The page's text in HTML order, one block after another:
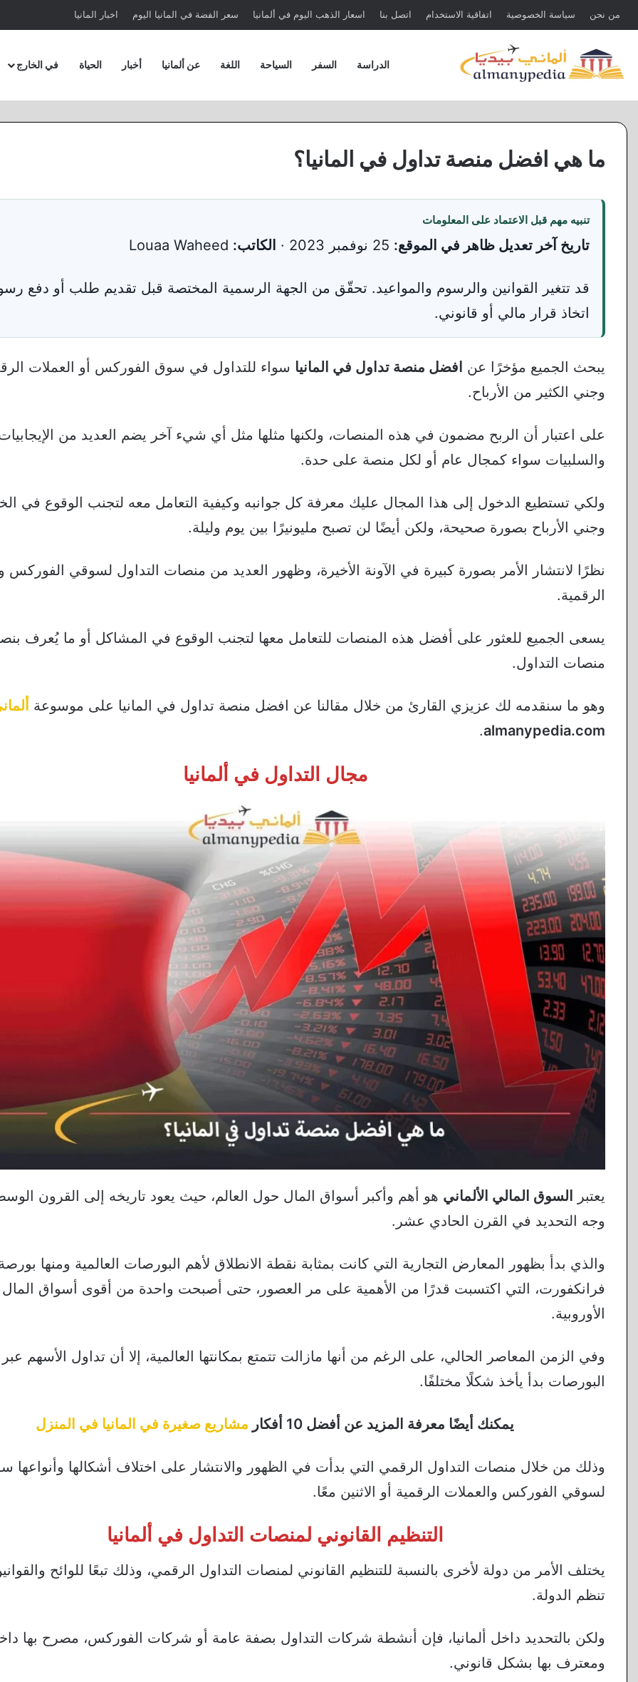
من نحن سياسة الخصوصية اتفاقية الاستخدام اتصل بنا اسعار الذهب اليوم في ألمانيا سعر الفضة في المانيا اليوم اخبار المانيا
الدراسة السفر السياحة اللغة عن ألمانيا أخبار الحياة في الخارج
ما هي افضل منصة تداول في المانيا؟
تنبيه مهم قبل الاعتماد على المعلومات
تاريخ آخر تعديل ظاهر في الموقع: الكاتب:
قد تتغير القوانين والرسوم والمواعيد. تحقّق من الجهة الرسمية المختصة قبل تقديم طلب أو دفع
اتخاذ قرار مالي أو قانوني.
يبحث الجميع مؤخرًا عن افضل منصة تداول في المانيا سواء للتداول في سوق الفوركس أو العملات
وجني الكثير من الأرباح.
على اعتبار أن الربح مضمون في هذه المنصات، ولكنها مثلها مثل أي شيء آخر يضم العديد من
والسلبيات سواء كمجال عام أو لكل منصة على حدة.
ولكي تستطيع الدخول إلى هذا المجال عليك معرفة كل جوانبه وكيفية التعامل معه لتجنب الوقوع في
وجني الأرباح بصورة صحيحة، ولكن أيضًا لن تصبح مليونيرًا بين يوم وليلة.
نظرًا لانتشار الأمر بصورة كبيرة في الآونة الأخيرة، وظهور العديد من منصات التداول لسوقي الفوركس
الرقمية.
يسعى الجميع للعثور على أفضل هذه المنصات للتعامل معها لتجنب الوقوع في المشاكل أو ما يُعرف
منصات التداول.
وهو ما سنقدمه لك عزيزي القارئ من خلال مقالنا عن افضل منصة تداول في المانيا على موسوعة
almanypedia.com
.
مجال التداول في ألمانيا
يعتبر السوق المالي الألماني هو أهم وأكبر أسواق المال حول العالم، حيث يعود تاريخه إلى القرون
وجه التحديد في القرن الحادي عشر.
والذي بدأ بظهور المعارض التجارية التي كانت بمثابة نقطة الانطلاق لأهم البورصات العالمية ومنها
فرانكفورت، التي اكتسبت قدرًا من الأهمية على مر العصور، حتى أصبحت واحدة من أقوى أسواق المال
الأوروبية.
وفي الزمن المعاصر الحالي، على الرغم من أنها مازالت تتمتع بمكانتها العالمية، إلا أن تداول الأسهم عبر
البورصات بدأ يأخذ شكلًا مختلفًا.
يمكنك أيضًا معرفة المزيد عن أفضل 10 أفكار مشاريع صغيرة في المانيا في المنزل
وذلك من خلال منصات التداول الرقمي التي بدأت في الظهور والانتشار على اختلاف أشكالها وأنواعها
لسوقي الفوركس والعملات الرقمية أو الاثنين معًا.
التنظيم القانوني لمنصات التداول في ألمانيا
يختلف الأمر من دولة لأخرى بالنسبة للتنظيم القانوني لمنصات التداول الرقمي، وذلك تبعًا للوائح
تنظم الدولة.
ولكن بالتحديد داخل ألمانيا، فإن أنشطة شركات التداول بصفة عامة أو شركات الفوركس، مصرح بها
ومعترف بها بشكل قانوني.